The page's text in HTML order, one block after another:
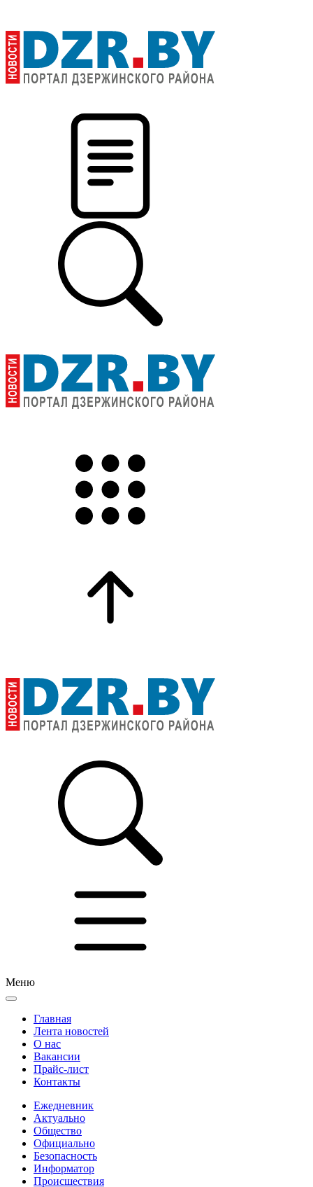
Меню
Главная
Лента новостей
О нас
Вакансии
Прайс-лист
Контакты
Ежедневник
Актуально
Общество
Официально
Безопасность
Информатор
Происшествия